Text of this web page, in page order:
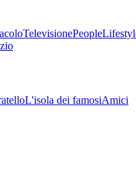
TelevisionePeople
L'isola dei famosiAmici